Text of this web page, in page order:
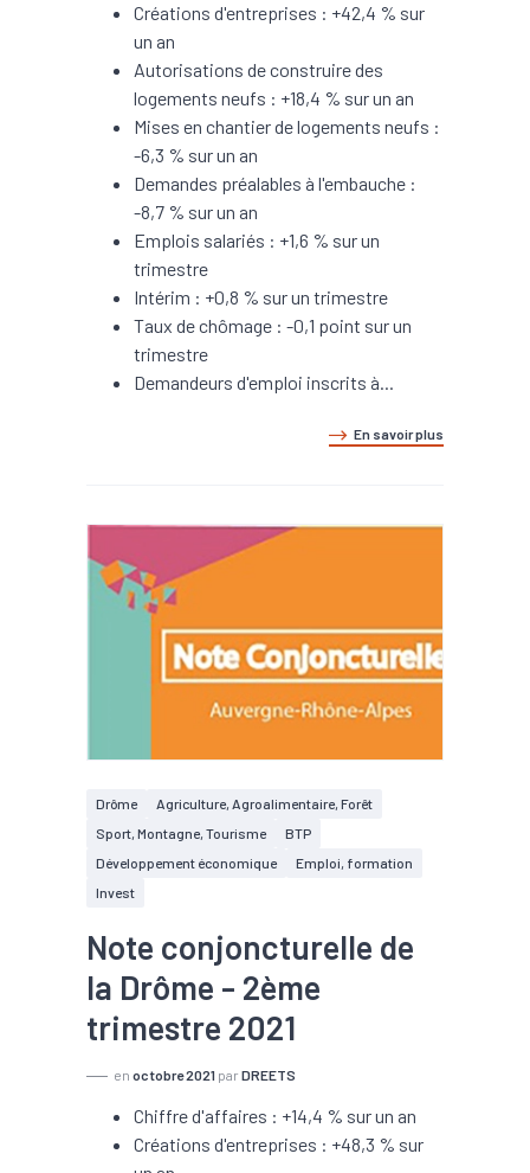
Créations d'entreprises : +42,4 % sur
un an
Autorisations de construire des
logements neufs : +18,4 % sur un an
Mises en chantier de logements neufs :
-6,3 % sur un an
Demandes préalables à l'embauche :
-8,7 % sur un an
Emplois salariés : +1,6 % sur un
trimestre
Intérim : +0,8 % sur un trimestre
Taux de chômage : -0,1 point sur un
trimestre
Demandeurs d'emploi inscrits à...
En savoir plus
Drôme
Agriculture, Agroalimentaire, Forêt
Sport, Montagne, Tourisme
BTP
Développement économique
Emploi, formation
Invest
Note conjoncturelle de
la Drôme - 2ème
trimestre 2021
en octobre 2021 par DREETS
Chiffre d'affaires : +14,4 % sur un an
Créations d'entreprises : +48,3 % sur